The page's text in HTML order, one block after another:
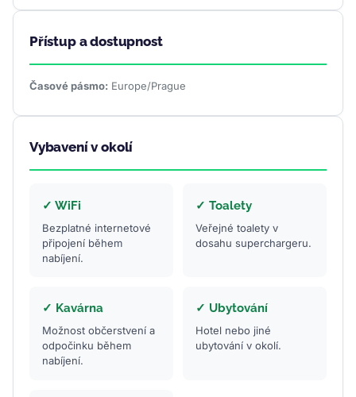
Přístup a dostupnost
Časové pásmo: Europe/Prague
Vybavení v okolí
✓ WiFi
Bezplatné internetové
připojení během
nabíjení.
✓ Toalety
Veřejné toalety v
dosahu superchargeru.
✓ Kavárna
Možnost občerstvení a
odpočinku během
nabíjení.
✓ Ubytování
Hotel nebo jiné
ubytování v okolí.